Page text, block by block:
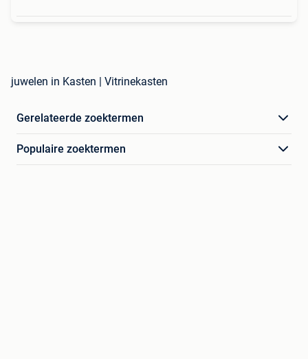
juwelen in Kasten | Vitrinekasten
Gerelateerde zoektermen
Populaire zoektermen